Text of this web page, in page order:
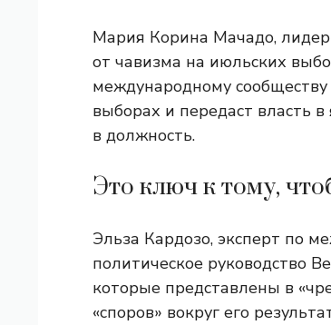
Мария Корина Мачадо, лидер
от чавизма на июльских
международному сообществу
выборах и передаст власть
в должность.
Это ключ к тому,
Эльза Кардозо, эксперт по
политическое руководство
которые представлены в
«споров» вокруг его